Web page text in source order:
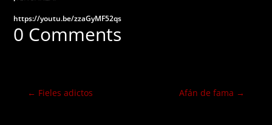
https://youtu.be/zzaGyMF52qs
0 Comments
← Fieles adictos Afán de fama →